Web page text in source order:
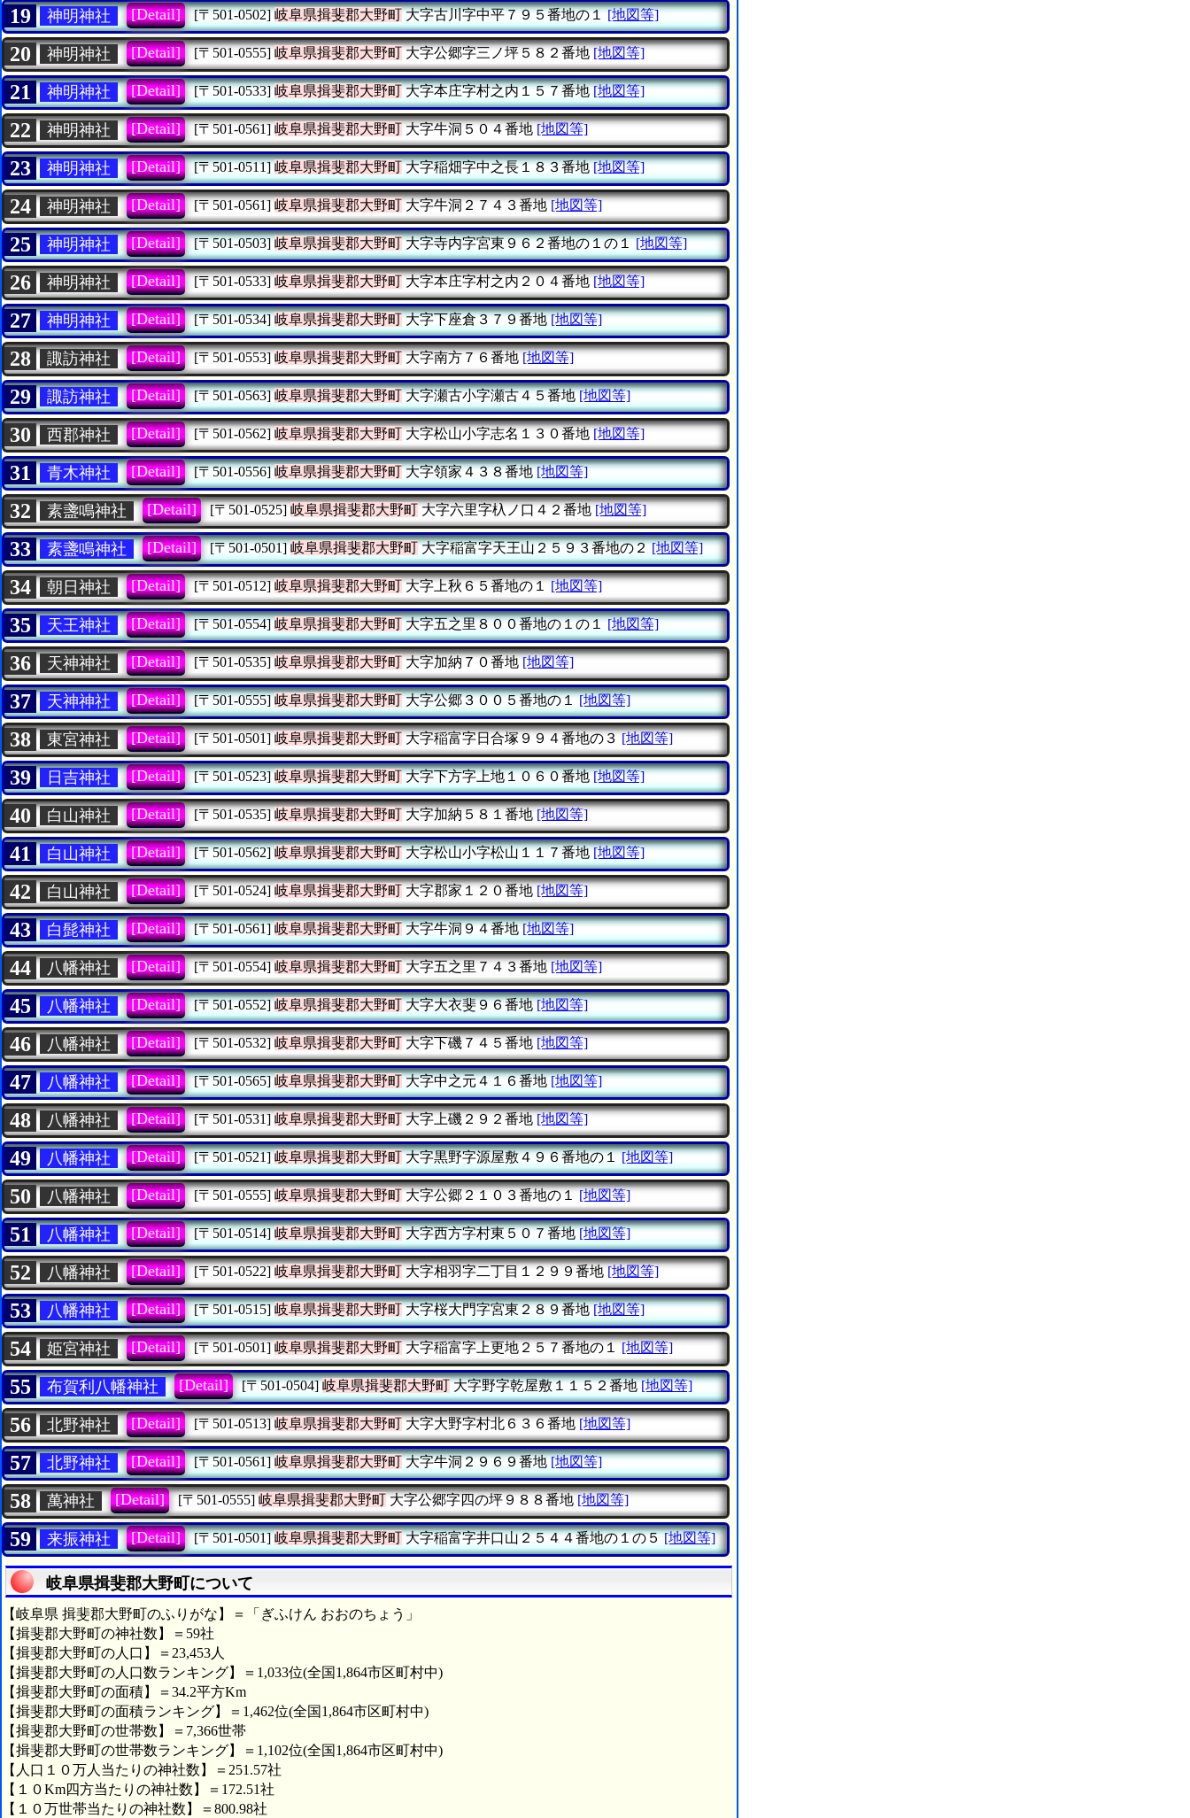
19 神明神社 [Detail] [〒501-0502] 岐阜県揖斐郡大野町大字古川字中平７９５番地の１ [地図等]
20 神明神社 [Detail] [〒501-0555] 岐阜県揖斐郡大野町大字公郷字三ノ坪５８２番地 [地図等]
21 神明神社 [Detail] [〒501-0533] 岐阜県揖斐郡大野町大字本庄字村之内１５７番地 [地図等]
22 神明神社 [Detail] [〒501-0561] 岐阜県揖斐郡大野町大字牛洞５０４番地 [地図等]
23 神明神社 [Detail] [〒501-0511] 岐阜県揖斐郡大野町大字稲畑字中之長１８３番地 [地図等]
24 神明神社 [Detail] [〒501-0561] 岐阜県揖斐郡大野町大字牛洞２７４３番地 [地図等]
25 神明神社 [Detail] [〒501-0503] 岐阜県揖斐郡大野町大字寺内字宮東９６２番地の１の１ [地図等]
26 神明神社 [Detail] [〒501-0533] 岐阜県揖斐郡大野町大字本庄字村之内２０４番地 [地図等]
27 神明神社 [Detail] [〒501-0534] 岐阜県揖斐郡大野町大字下座倉３７９番地 [地図等]
28 諏訪神社 [Detail] [〒501-0553] 岐阜県揖斐郡大野町大字南方７６番地 [地図等]
29 諏訪神社 [Detail] [〒501-0563] 岐阜県揖斐郡大野町大字瀬古小字瀬古４５番地 [地図等]
30 西郡神社 [Detail] [〒501-0562] 岐阜県揖斐郡大野町大字松山小字志名１３０番地 [地図等]
31 青木神社 [Detail] [〒501-0556] 岐阜県揖斐郡大野町大字領家４３８番地 [地図等]
32 素盞鳴神社 [Detail] [〒501-0525] 岐阜県揖斐郡大野町大字六里字杁ノ口４２番地 [地図等]
33 素盞鳴神社 [Detail] [〒501-0501] 岐阜県揖斐郡大野町大字稲富字天王山２５９３番地の２ [地図等]
34 朝日神社 [Detail] [〒501-0512] 岐阜県揖斐郡大野町大字上秋６５番地の１ [地図等]
35 天王神社 [Detail] [〒501-0554] 岐阜県揖斐郡大野町大字五之里８００番地の１の１ [地図等]
36 天神神社 [Detail] [〒501-0535] 岐阜県揖斐郡大野町大字加納７０番地 [地図等]
37 天神神社 [Detail] [〒501-0555] 岐阜県揖斐郡大野町大字公郷３００５番地の１ [地図等]
38 東宮神社 [Detail] [〒501-0501] 岐阜県揖斐郡大野町大字稲富字日合塚９９４番地の３ [地図等]
39 日吉神社 [Detail] [〒501-0523] 岐阜県揖斐郡大野町大字下方字上地１０６０番地 [地図等]
40 白山神社 [Detail] [〒501-0535] 岐阜県揖斐郡大野町大字加納５８１番地 [地図等]
41 白山神社 [Detail] [〒501-0562] 岐阜県揖斐郡大野町大字松山小字松山１１７番地 [地図等]
42 白山神社 [Detail] [〒501-0524] 岐阜県揖斐郡大野町大字郡家１２０番地 [地図等]
43 白髭神社 [Detail] [〒501-0561] 岐阜県揖斐郡大野町大字牛洞９４番地 [地図等]
44 八幡神社 [Detail] [〒501-0554] 岐阜県揖斐郡大野町大字五之里７４３番地 [地図等]
45 八幡神社 [Detail] [〒501-0552] 岐阜県揖斐郡大野町大字大衣斐９６番地 [地図等]
46 八幡神社 [Detail] [〒501-0532] 岐阜県揖斐郡大野町大字下磯７４５番地 [地図等]
47 八幡神社 [Detail] [〒501-0565] 岐阜県揖斐郡大野町大字中之元４１６番地 [地図等]
48 八幡神社 [Detail] [〒501-0531] 岐阜県揖斐郡大野町大字上磯２９２番地 [地図等]
49 八幡神社 [Detail] [〒501-0521] 岐阜県揖斐郡大野町大字黒野字源屋敷４９６番地の１ [地図等]
50 八幡神社 [Detail] [〒501-0555] 岐阜県揖斐郡大野町大字公郷２１０３番地の１ [地図等]
51 八幡神社 [Detail] [〒501-0514] 岐阜県揖斐郡大野町大字西方字村東５０７番地 [地図等]
52 八幡神社 [Detail] [〒501-0522] 岐阜県揖斐郡大野町大字相羽字二丁目１２９９番地 [地図等]
53 八幡神社 [Detail] [〒501-0515] 岐阜県揖斐郡大野町大字桜大門字宮東２８９番地 [地図等]
54 姫宮神社 [Detail] [〒501-0501] 岐阜県揖斐郡大野町大字稲富字上更地２５７番地の１ [地図等]
55 布賀利八幡神社 [Detail] [〒501-0504] 岐阜県揖斐郡大野町大字野字乾屋敷１１５２番地 [地図等]
56 北野神社 [Detail] [〒501-0513] 岐阜県揖斐郡大野町大字大野字村北６３６番地 [地図等]
57 北野神社 [Detail] [〒501-0561] 岐阜県揖斐郡大野町大字牛洞２９６９番地 [地図等]
58 萬神社 [Detail] [〒501-0555] 岐阜県揖斐郡大野町大字公郷字四の坪９８８番地 [地図等]
59 来振神社 [Detail] [〒501-0501] 岐阜県揖斐郡大野町大字稲富字井口山２５４４番地の１の５ [地図等]
岐阜県揖斐郡大野町について
【岐阜県 揖斐郡大野町のふりがな】＝「ぎふけん おおのちょう」
【揖斐郡大野町の神社数】＝59社
【揖斐郡大野町の人口】＝23,453人
【揖斐郡大野町の人口数ランキング】＝1,033位(全国1,864市区町村中)
【揖斐郡大野町の面積】＝34.2平方Km
【揖斐郡大野町の面積ランキング】＝1,462位(全国1,864市区町村中)
【揖斐郡大野町の世帯数】＝7,366世帯
【揖斐郡大野町の世帯数ランキング】＝1,102位(全国1,864市区町村中)
【人口１０万人当たりの神社数】＝251.57社
【１０Km四方当たりの神社数】＝172.51社
【１０万世帯当たりの神社数】＝800.98社